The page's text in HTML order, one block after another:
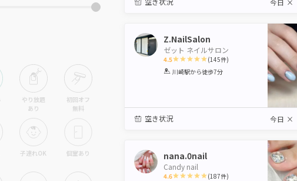
やり放題
あり
初回オフ
無料
子連れOK 個室あり
今日 ×
Z.NailSalon
ゼット ネイルサロン
4.5
1 2 3 4 5
(145件)
川崎駅から徒歩7分
空き状況 今日 ×
nana.0nail
Candy nail
4.6 (187件)